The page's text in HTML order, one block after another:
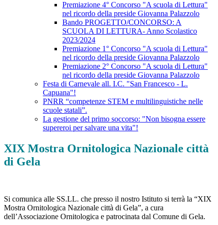
Premiazione 4° Concorso "A scuola di Lettura"
nel ricordo della preside Giovanna Palazzolo
Bando PROGETTO/CONCORSO: A
SCUOLA DI LETTURA- Anno Scolastico
2023/2024
Premiazione 1° Concorso "A scuola di Lettura"
nel ricordo della preside Giovanna Palazzolo
Premiazione 2° Concorso "A scuola di Lettura"
nel ricordo della preside Giovanna Palazzolo
Festa di Carnevale all. I.C. "San Francesco - L.
Capuana"!
PNRR “competenze STEM e multilinguistiche nelle
scuole statali”.
La gestione del primo soccorso: "Non bisogna essere
supereroi per salvare una vita"!
XIX Mostra Ornitologica Nazionale città
di Gela
Si comunica alle SS.LL. che presso il nostro Istituto si terrà la “XIX
Mostra Ornitologica Nazionale città di Gela”, a cura
dell’Associazione Ornitologica e patrocinata dal Comune di Gela.